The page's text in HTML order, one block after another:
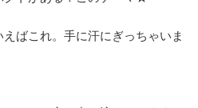
ばこれ。手に汗にぎっちゃいま